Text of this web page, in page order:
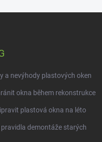
a nevýhody plastových oken
okna během rekonstrukce
plastová okna na léto
pravidla demontáže starých